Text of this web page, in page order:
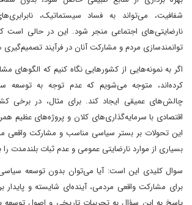
شفافیت، می‌تواند به فساد سیستماتیک،
نارضایتی‌های اجتماعی منجر شود. این در حالی است
توانمندسازی مردم و مشارکت آنان در فرآیند تصمیم‌گیری
اگر به نمونه‌هایی از کشورهایی نگاه کنیم که الگوهای
کرده‌اند، متوجه می‌شویم که عدم توجه به توسعه
چالش‌های عمیقی ایجاد کند. برای مثال، در برخی
اقتصادی با سرمایه‌گذاری‌های کلان و پروژه‌های عظیم
این تحولات بر بستر سیاسی مناسب و مشارکت واقعی
بسیاری از موارد نارضایتی عمومی و عدم ثبات بلندمدت را
سوال کلیدی این است: آیا می‌توان بدون توسعه
برای مشارکت واقعی مردمی، آینده‌ای شایسته و